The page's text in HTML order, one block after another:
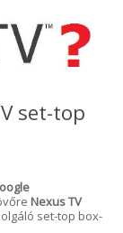
set-top
Nexus TV
set-top box-